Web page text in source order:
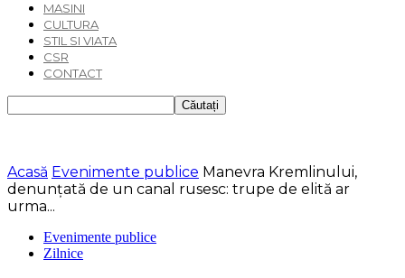
MASINI
CULTURA
STIL SI VIATA
CSR
CONTACT
Acasă Evenimente publice Manevra Kremlinului,
denunțată de un canal rusesc: trupe de elită ar
urma...
Evenimente publice
Zilnice